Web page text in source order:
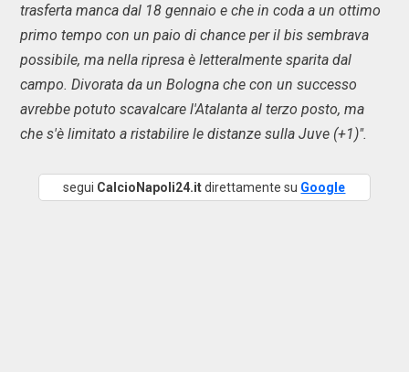
trasferta manca dal 18 gennaio e che in coda a un ottimo
primo tempo con un paio di chance per il bis sembrava
possibile, ma nella ripresa è letteralmente sparita dal
campo. Divorata da un Bologna che con un successo
avrebbe potuto scavalcare l'Atalanta al terzo posto, ma
che s'è limitato a ristabilire le distanze sulla Juve (+1)".
segui CalcioNapoli24.itdirettamente su Google